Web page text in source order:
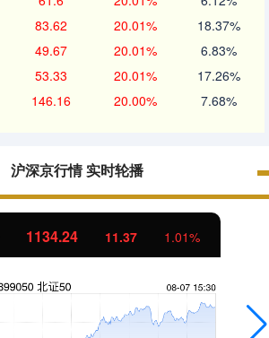
83.62 20.01% 18.37%
49.67 20.01% 6.83%
53.33 20.01% 17.26%
146.16 20.00% 7.68%
沪深京行情 实时轮播
1134.24 11.37 1.01%